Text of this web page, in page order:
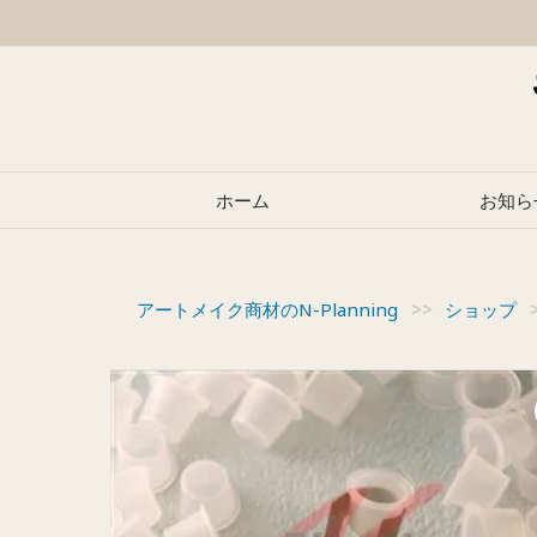
to
ホーム お知
アートメイク商材のN-Planning >> ショップ